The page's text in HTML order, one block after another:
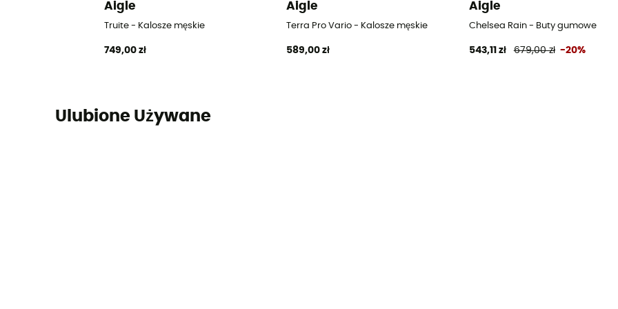
Aigle
Truite - Kalosze męskie
749,00 zł
Aigle
Terra Pro Vario - Kalosze męskie
589,00 zł
Aigle
Chelsea Rain - Buty gumowe
543,11 zł 679,00 zł -20%
Ulubione Używane